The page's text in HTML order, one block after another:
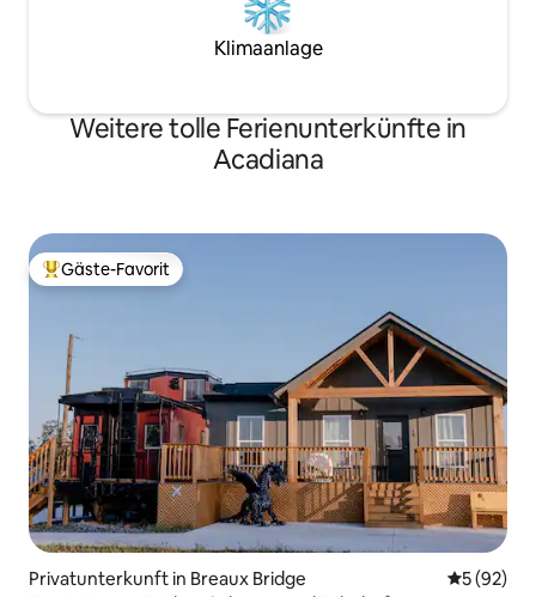
Klimaanlage
Weitere tolle Ferienunterkünfte in
Acadiana
Beliebter Gäste-Favorit.
Gäste-Favorit
Privatunterkunft in Breaux Bridge
5 (92)